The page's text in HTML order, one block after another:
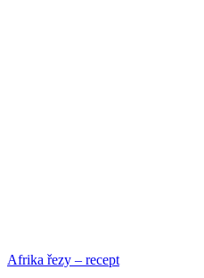
Afrika řezy – recept